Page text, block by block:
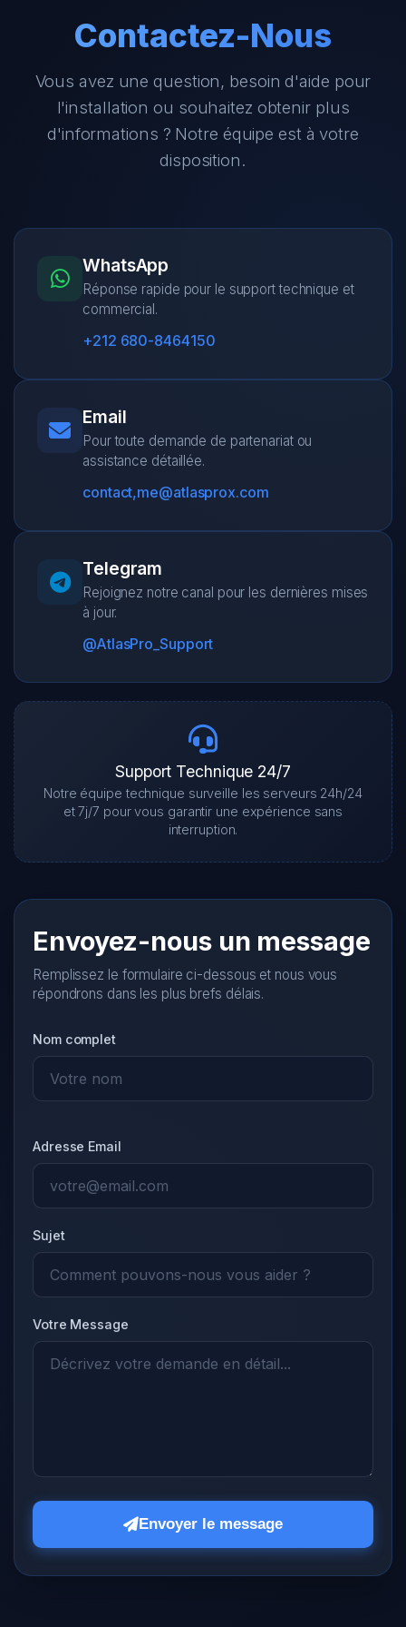
Contactez-Nous
Vous avez une question, besoin d'aide pour
l'installation ou souhaitez obtenir plus
d'informations ? Notre équipe est à votre
disposition.
WhatsApp
Réponse rapide pour le support technique et
commercial.
+212 680-8464150
Email
Pour toute demande de partenariat ou
assistance détaillée.
contact,me@atlasprox.com
Telegram
Rejoignez notre canal pour les dernières mises
à jour.
@AtlasPro_Support
Support Technique 24/7
Notre équipe technique surveille les serveurs 24h/24
et 7j/7 pour vous garantir une expérience sans
interruption.
Envoyez-nous un message
Remplissez le formulaire ci-dessous et nous vous
répondrons dans les plus brefs délais.
Nom complet
Adresse Email
Sujet
Votre Message
Envoyer le message